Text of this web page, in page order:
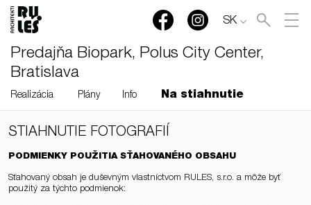
SK
Predajňa Biopark, Polus City Center,
Bratislava
Realizácia Plány Info Na stiahnutie
STIAHNUTIE FOTOGRAFIÍ
PODMIENKY POUŽITIA SŤAHOVANÉHO OBSAHU
Sťahovaný obsah je duševným vlastníctvom RULES, s.r.o. a môže byť
použitý za týchto podmienok: